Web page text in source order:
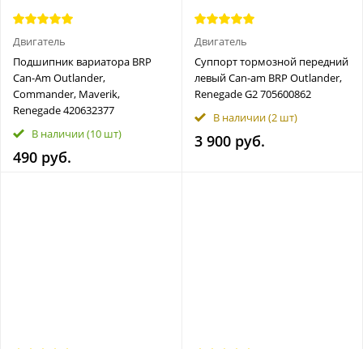
Двигатель
Подшипник вариатора BRP
Can-Am Outlander,
Commander, Maverik,
Renegade 420632377
В наличии(10 шт)
490 руб.
Двигатель
Суппорт тормозной передний
левый Can-am BRP Outlander,
Renegade G2 705600862
В наличии(2 шт)
3 900 руб.